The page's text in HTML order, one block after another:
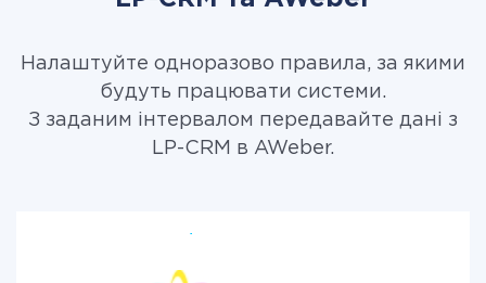
Налаштуйте одноразово правила, за якими
будуть працювати системи.
З заданим інтервалом передавайте дані з
LP-CRM в AWeber.